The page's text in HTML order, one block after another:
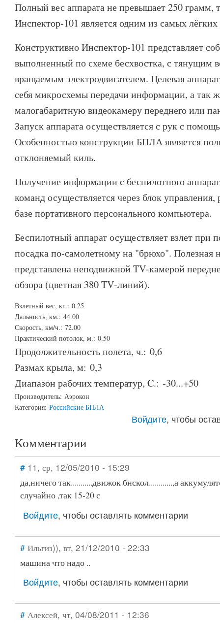
Полный вес аппарата не превышает 250 грамм,
Инспектор-101 является одним из самых
Конструктивно Инспектор-101 представляет
выполненный по схеме бесхвостка, с тянущим
вращаемым электродвигателем. Целевая
себя микросхемы передачи информации, а так
малогабаритную видеокамеру переднего или
Запуск аппарата осуществляется с рук с
Особенностью конструкции БПЛА является
отклоняемый киль.
Получение информации с беспилотного
команд осуществляется через блок
базе портативного персонального компьютера.
Беспилотный аппарат осуществляет взлет при
посадка по-самолетному на "брюхо". Полезная
представлена неподвижной TV-камерой
обзора (цветная 380 TV-линий).
Взлетный вес, кг.: 0.25
Дальность, км.: 44.00
Скорость, км/ч.: 72.00
Практический потолок, м.: 0.50
Продолжительность полета, ч.: 0,6
Размах крыла, м: 0,3
Диапазон рабочих температур, C.: -30...+50
Производитель: Аэрокон
Категория: Российские БПЛА
Войдите, чтобы
Комментарии
# 11 , ср, 12/05/2010 - 15:29
да,ничего так...........движок бнскол............,а
случайно ,так 15-20 с
Войдите, чтобы оставлять комментарии
# Ильгиз)), вт, 21/12/2010 - 22:33
машина что надо ..
Войдите, чтобы оставлять комментарии
# Алексей, чт, 04/08/2011 - 12:36